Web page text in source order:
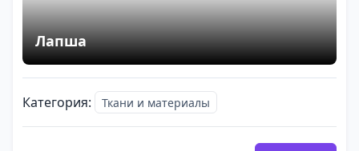
Лапша
Категория: Ткани и материалы